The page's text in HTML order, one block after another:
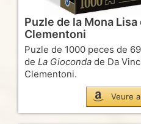
Puzle de la Mona
Clementoni
Puzle de 1000 peces de
de La Gioconda de Da
Clementoni.
Veure